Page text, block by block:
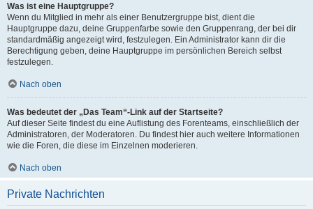
Was ist eine Hauptgruppe?
Wenn du Mitglied in mehr als einer Benutzergruppe bist, dient die
Hauptgruppe dazu, deine Gruppenfarbe sowie den Gruppenrang, der bei dir
standardmäßig angezeigt wird, festzulegen. Ein Administrator kann dir die
Berechtigung geben, deine Hauptgruppe im persönlichen Bereich selbst
festzulegen.
Nach oben
Was bedeutet der „Das Team“-Link auf der Startseite?
Auf dieser Seite findest du eine Auflistung des Forenteams, einschließlich der
Administratoren, der Moderatoren. Du findest hier auch weitere Informationen
wie die Foren, die diese im Einzelnen moderieren.
Nach oben
Private Nachrichten